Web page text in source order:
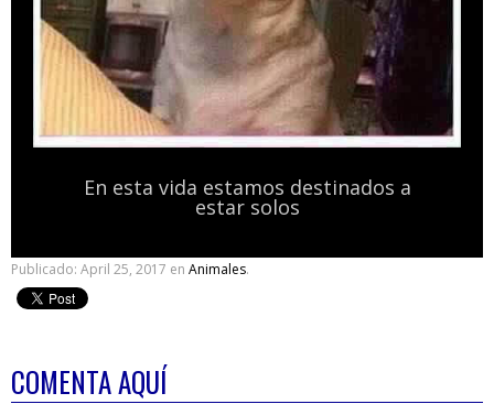
En esta vida estamos destinados a
estar solos
Publicado: April 25, 2017 en Animales.
COMENTA AQUÍ